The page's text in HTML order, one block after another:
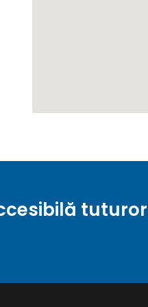
tuturor